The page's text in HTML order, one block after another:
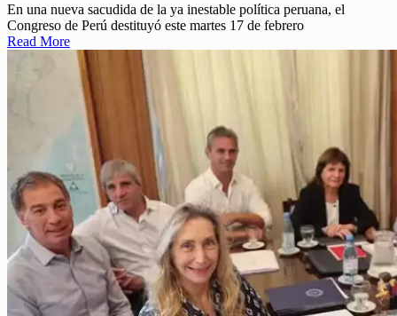
En una nueva sacudida de la ya inestable política peruana, el
Congreso de Perú destituyó este martes 17 de febrero
Read More